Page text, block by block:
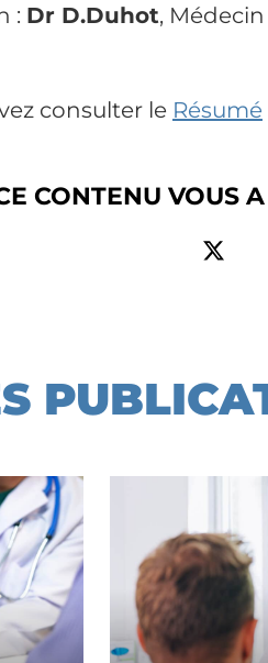
: Dr D.Duhot,
consulter le Résumé
CONTENU VOUS